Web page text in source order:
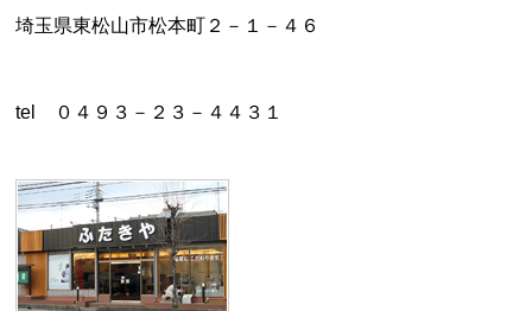
埼玉県東松山市松本町２－１－４６
tel ０４９３－２３－４４３１